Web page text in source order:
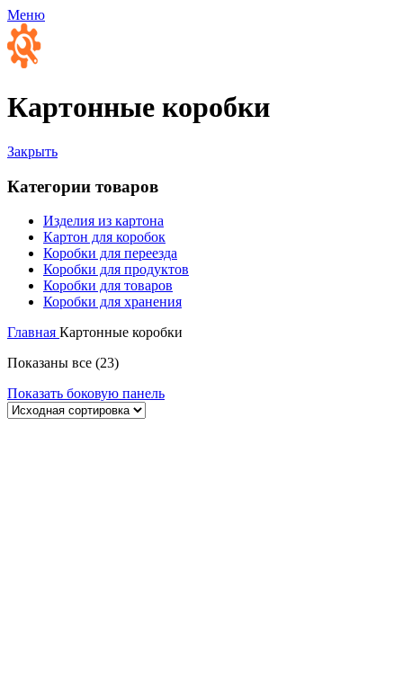
Меню
Картонные коробки
Закрыть
Категории товаров
Изделия из картона
Картон для коробок
Коробки для переезда
Коробки для продуктов
Коробки для товаров
Коробки для хранения
Главная Картонные коробки
Показаны все (23)
Показать боковую панель